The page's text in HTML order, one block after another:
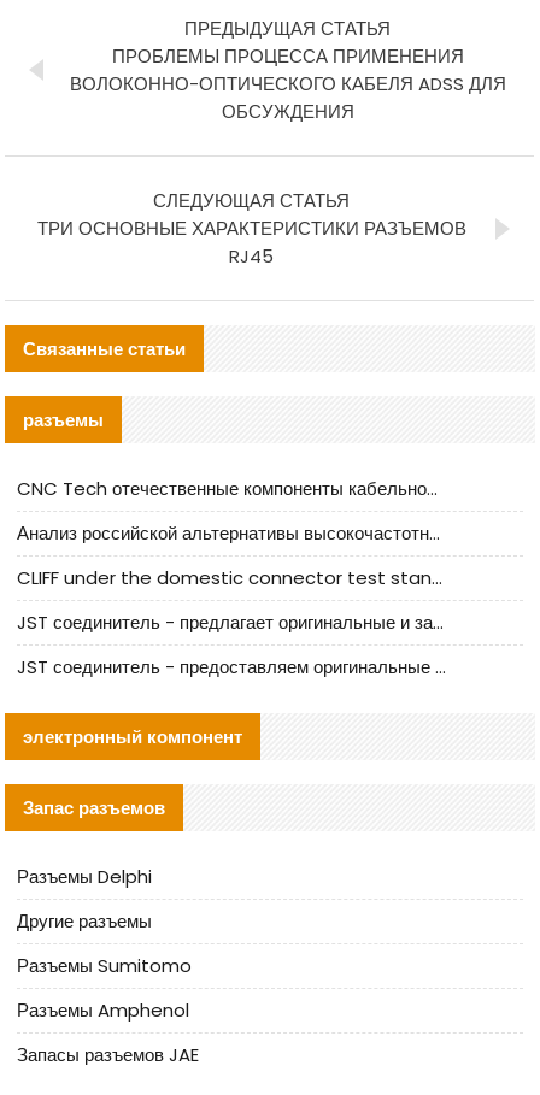
ПРЕДЫДУЩАЯ СТАТЬЯ
ПРОБЛЕМЫ ПРОЦЕССА ПРИМЕНЕНИЯ
ВОЛОКОННО-ОПТИЧЕСКОГО КАБЕЛЯ ADSS ДЛЯ
ОБСУЖДЕНИЯ
СЛЕДУЮЩАЯ СТАТЬЯ
ТРИ ОСНОВНЫЕ ХАРАКТЕРИСТИКИ РАЗЪЕМОВ
RJ45
Связанные статьи
разъемы
CNC Tech отечественные компоненты кабельной арматуры оценка и руководство по производственному внедрению
Анализ российской альтернативы высокочастотных кабельных колодцев I-PEX
CLIFF under the domestic connector test standard update
JST соединитель - предлагает оригинальные и заменяющие JST NSHR-02V-S соединители
JST соединитель - предоставляем оригинальные JST GHR-09V-S соединители и их аналоги
электронный компонент
Запас разъемов
Разъемы Delphi
Другие разъемы
Разъемы Sumitomo
Разъемы Amphenol
Запасы разъемов JAE